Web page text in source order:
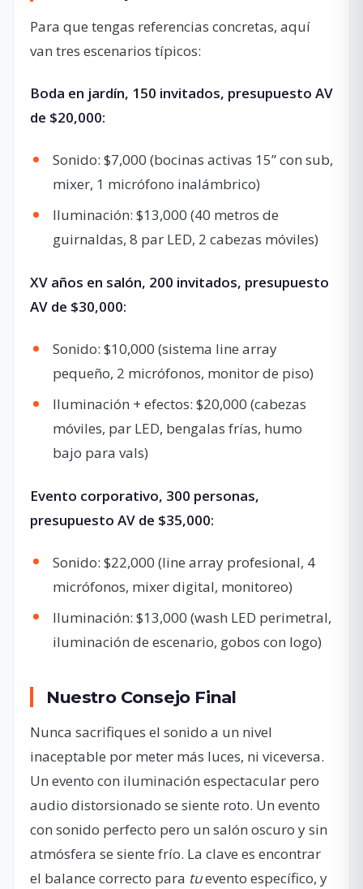
Para que tengas referencias concretas, aquí
van tres escenarios típicos:
Boda en jardín, 150 invitados, presupuesto AV
de $20,000:
Sonido: $7,000 (bocinas activas 15” con sub,
mixer, 1 micrófono inalámbrico)
Iluminación: $13,000 (40 metros de
guirnaldas, 8 par LED, 2 cabezas móviles)
XV años en salón, 200 invitados, presupuesto
AV de $30,000:
Sonido: $10,000 (sistema line array
pequeño, 2 micrófonos, monitor de piso)
Iluminación + efectos: $20,000 (cabezas
móviles, par LED, bengalas frías, humo
bajo para vals)
Evento corporativo, 300 personas,
presupuesto AV de $35,000:
Sonido: $22,000 (line array profesional, 4
micrófonos, mixer digital, monitoreo)
Iluminación: $13,000 (wash LED perimetral,
iluminación de escenario, gobos con logo)
Nuestro Consejo Final
Nunca sacrifiques el sonido a un nivel
inaceptable por meter más luces, ni viceversa.
Un evento con iluminación espectacular pero
audio distorsionado se siente roto. Un evento
con sonido perfecto pero un salón oscuro y sin
atmósfera se siente frío. La clave es encontrar
el balance correcto para tuevento específico, y